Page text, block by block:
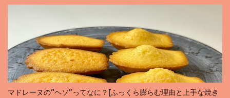
らいました♪ 当サイトではお菓子のレシピや作り方を紹介させても
らっています。材料のことや作り方など気になることがありまし
たらお気軽にコメントやインスタグラム、X等でDMしていただけ
ると嬉しいです✨ それではレシピにまいります♪
マドレーヌの“ヘソ”ってなに？[ふっくら膨らむ理由と上手な焼き